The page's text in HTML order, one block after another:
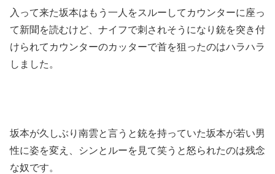
入って来た坂本はもう一人をスルーしてカウンターに座っ
て新聞を読むけど、ナイフで刺されそうになり銃を突き付
けられてカウンターのカッターで首を狙ったのはハラハラ
しました。
坂本が久しぶり南雲と言うと銃を持っていた坂本が若い男
性に姿を変え、シンとルーを見て笑うと怒られたのは残念
な奴です。